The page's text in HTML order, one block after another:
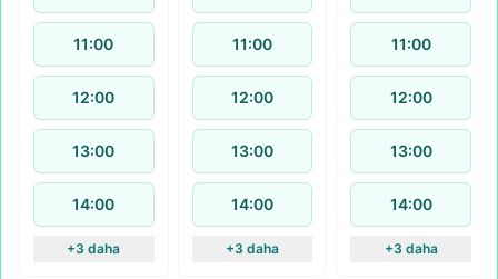
11:00
12:00
13:00
14:00
+3 daha
11:00
12:00
13:00
14:00
+3 daha
11:00
12:00
13:00
14:00
+3 daha